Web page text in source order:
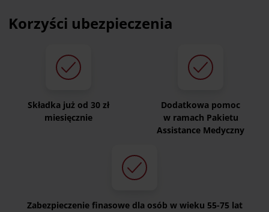
Korzyści ubezpieczenia
Składka już od 30 zł
miesięcznie
Dodatkowa pomoc
w ramach Pakietu
Assistance Medyczny
Zabezpieczenie finasowe dla osób w wieku 55-75 lat